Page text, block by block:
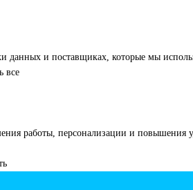
данных и поставщиках, которые мы
все
работы, персонализации и повышения